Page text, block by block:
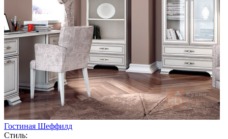
Гостиная Шеффилд
Стиль: